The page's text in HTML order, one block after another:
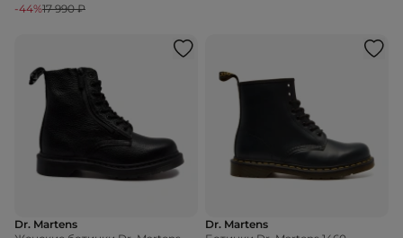
-44%17 990 ₽
Dr. Martens
Dr. Martens